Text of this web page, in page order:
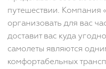
путешествии. Компания
организовать для вас
доставит вас куда
самолеты являются
комфортабельных